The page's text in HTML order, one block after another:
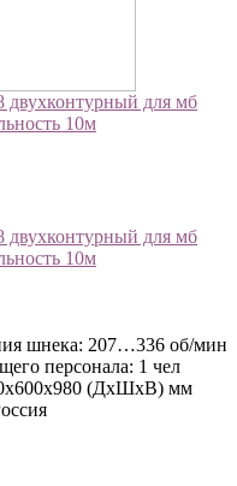
для мб
10м
для мб
10м
шнека: 207…336 об/мин
персонала: 1 чел
(ДхШхВ) мм